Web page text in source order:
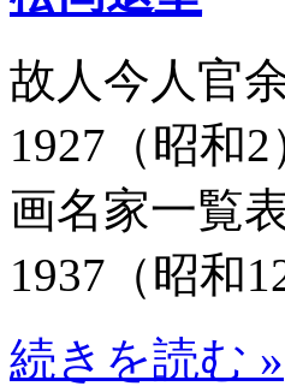
故人今人官
1927（昭和
画名家一覧
1937（昭和
続きを読む »